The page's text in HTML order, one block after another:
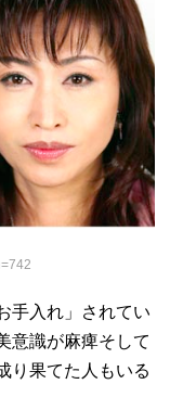
手入れ」されてい
意識が麻痺そして
り果てた人もいる